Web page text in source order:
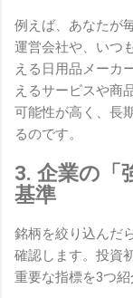
例えば、あなたが
運営会社や、いつ
える日用品メーカ
えるサービスや商
可能性が高く、長
るのです。
3. 企業の「
基準
銘柄を絞り込んだ
確認します。投資
重要な指標を3つ紹